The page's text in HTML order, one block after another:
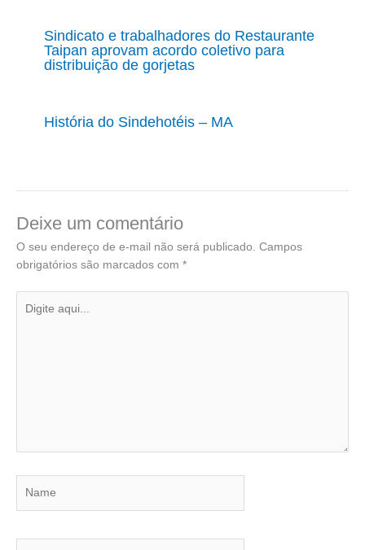
Sindicato e trabalhadores do Restaurante
Taipan aprovam acordo coletivo para
distribuição de gorjetas
História do Sindehotéis – MA
Deixe um comentário
O seu endereço de e-mail não será publicado. Campos
obrigatórios são marcados com *
aqui...